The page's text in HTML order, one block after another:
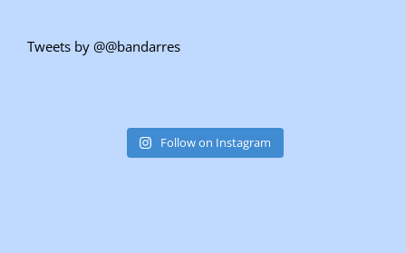
Tweets by @@bandarres
Follow on Instagram